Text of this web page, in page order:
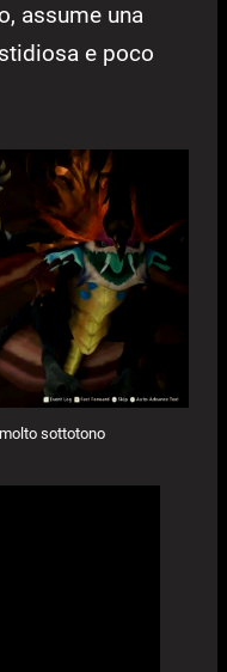
assume una
e poco
sottotono